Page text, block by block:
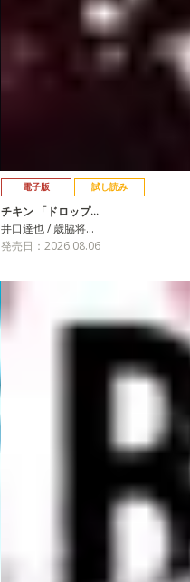
電子版 試し読み
チキン 「ドロップ…
井口達也 / 歳脇将…
発売日：2026.08.06